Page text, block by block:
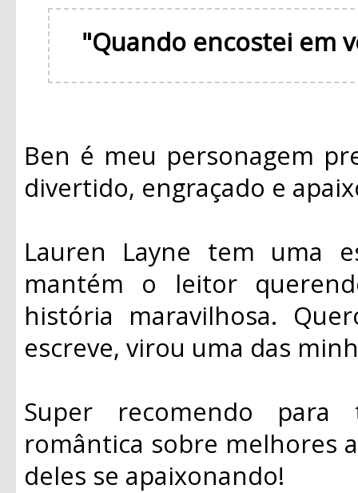
"Quando encostei em
Ben é meu personagem
divertido, engraçado e
Lauren Layne tem uma
mantém o leitor
história maravilhosa.
escreve, virou uma das
Super recomendo para
romântica sobre melhores
deles se apaixonando!